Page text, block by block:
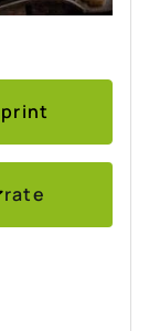
print
rate